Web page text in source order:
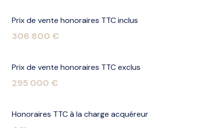
Prix de vente honoraires TTC inclus
306 800 €
Prix de vente honoraires TTC exclus
295 000 €
Honoraires TTC à la charge acquéreur